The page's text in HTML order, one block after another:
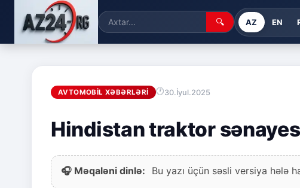
🔍 AZ EN
AVTOMOBIL XƏBƏRLƏRI 30.İyul.2025
Hindistan traktor
🎧 Məqaləni dinlə: Bu yazı üçün səsli versiya hələ